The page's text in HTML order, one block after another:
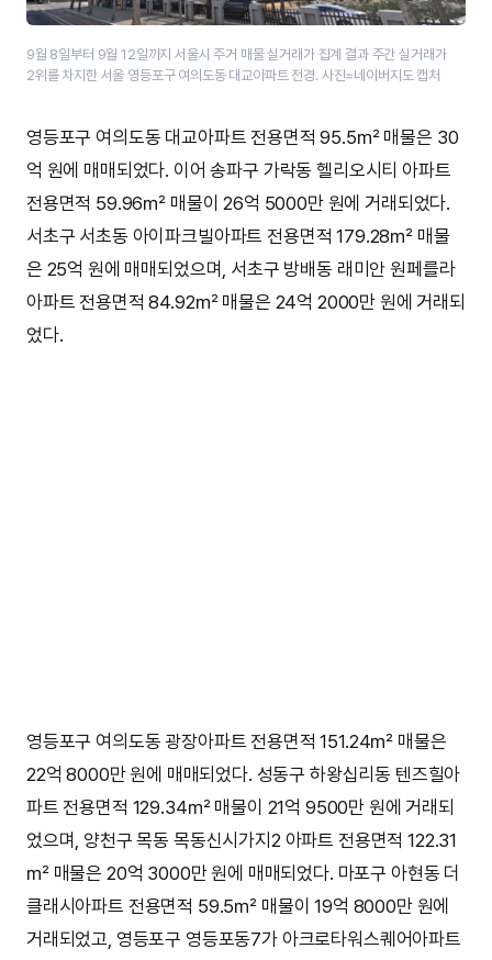
9월 8일부터 9월 12일까지 서울시 주거 매물 실거래가 집계 결과 주간 실거래가
2위를 차지한 서울 영등포구 여의도동 대교아파트 전경. 사진=네이버지도 캡처
영등포구 여의도동 대교아파트 전용면적 95.5㎡ 매물은 30
억 원에 매매되었다. 이어 송파구 가락동 헬리오시티 아파트
전용면적 59.96㎡ 매물이 26억 5000만 원에 거래되었다.
서초구 서초동 아이파크빌아파트 전용면적 179.28㎡ 매물
은 25억 원에 매매되었으며, 서초구 방배동 래미안 원페를라
아파트 전용면적 84.92㎡ 매물은 24억 2000만 원에 거래되
었다.
영등포구 여의도동 광장아파트 전용면적 151.24㎡ 매물은
22억 8000만 원에 매매되었다. 성동구 하왕십리동 텐즈힐아
파트 전용면적 129.34㎡ 매물이 21억 9500만 원에 거래되
었으며, 양천구 목동 목동신시가지2 아파트 전용면적 122.31
㎡ 매물은 20억 3000만 원에 매매되었다. 마포구 아현동 더
클래시아파트 전용면적 59.5㎡ 매물이 19억 8000만 원에
거래되었고, 영등포구 영등포동7가 아크로타워스퀘어아파트